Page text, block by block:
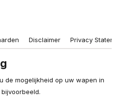
Disclaimer Privacy
de mogelijkheid op uw wapen in